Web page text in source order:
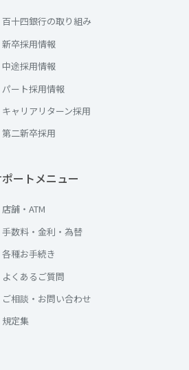
百十四銀行の取り組み
新卒採用情報
中途採用情報
パート採用情報
キャリアリターン採用
第二新卒採用
ートメニュー
店舗・ATM
手数料・金利・為替
各種お手続き
よくあるご質問
ご相談・お問い合わせ
規定集